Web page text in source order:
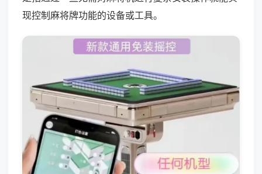
现控制麻将牌功能的设备或工具。